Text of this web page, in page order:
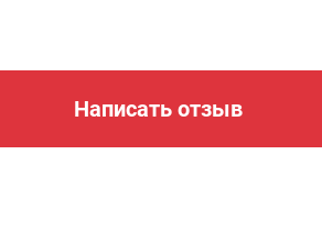
Написать отзыв